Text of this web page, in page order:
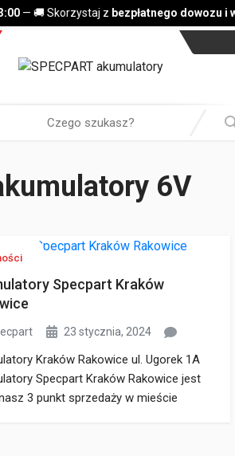
— 🚚 Skorzystaj zbezpłatnego dowozu i
6V
Specpart Kraków
23 stycznia, 2024
Kraków Rakowice ul. Ugorek 1A
Specpart Kraków Rakowice jest
3 punkt sprzedaży w mieście